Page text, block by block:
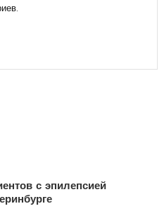
с эпилепсией